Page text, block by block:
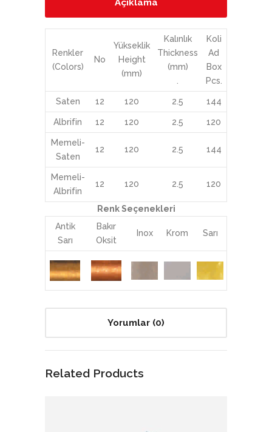
Açıklama
Renkler
(Colors)
No
Yükseklik
Height
(mm)
Kalınlık
Thickness
(mm)
.
Koli
Ad
Box
Pcs.
Saten 12 120 2.5 144
Albrifin 12 120 2.5 120
Memeli-
Saten
12 120 2.5 144
Memeli-
Albrifin
12 120 2.5 120
Renk Seçenekleri
Antik
Sarı
Bakır
Oksit
Inox Krom Sarı
Yorumlar (0)
Related Products